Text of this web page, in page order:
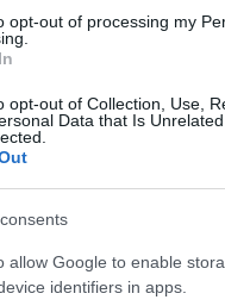
opt-out of processing my
opt-out of Collection, Use,
Data that Is
allow Google to enable
identifiers in apps.